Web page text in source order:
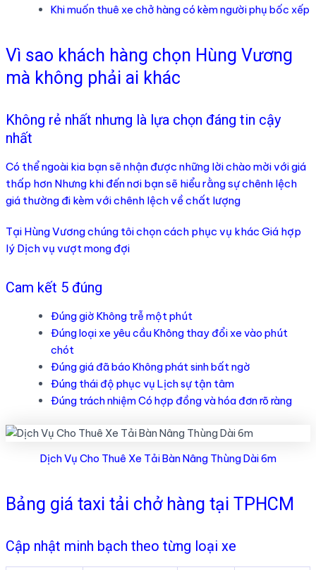
Khi muốn thuê xe chở hàng có kèm người phụ bốc xếp
Vì sao khách hàng chọn Hùng Vương
mà không phải ai khác
Không rẻ nhất nhưng là lựa chọn đáng tin cậy
nhất
Có thể ngoài kia bạn sẽ nhận được những lời chào mời với giá
thấp hơn Nhưng khi đến nơi bạn sẽ hiểu rằng sự chênh lệch
giá thường đi kèm với chênh lệch về chất lượng
Tại Hùng Vương chúng tôi chọn cách phục vụ khác Giá hợp
lý Dịch vụ vượt mong đợi
Cam kết 5 đúng
Đúng giờ Không trễ một phút
Đúng loại xe yêu cầu Không thay đổi xe vào phút
chót
Đúng giá đã báo Không phát sinh bất ngờ
Đúng thái độ phục vụ Lịch sự tận tâm
Đúng trách nhiệm Có hợp đồng và hóa đơn rõ ràng
Dịch Vụ Cho Thuê Xe Tải Bàn Nâng Thùng Dài 6m
Bảng giá taxi tải chở hàng tại TPHCM
Cập nhật minh bạch theo từng loại xe